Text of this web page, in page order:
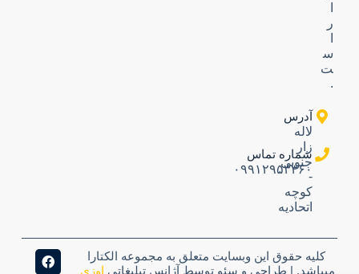
ر
س
ت
.
آدرس
لاله
زار
جنوبی
-
کوچه
اتحادیه
شماره تماس
۰۹۹۱۲۹۵۳۳۶۰
کلیه حقوق این وبسایت متعلق به مجموعه الکتارا
میباشد. | طراحی و سئو توسط آژانس تبلیغاتی اوزی